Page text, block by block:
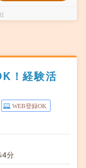
！経験活
WEB登録OK
4分